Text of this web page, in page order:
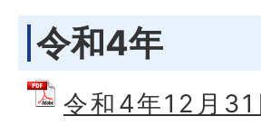
令和4年
令和4年12月